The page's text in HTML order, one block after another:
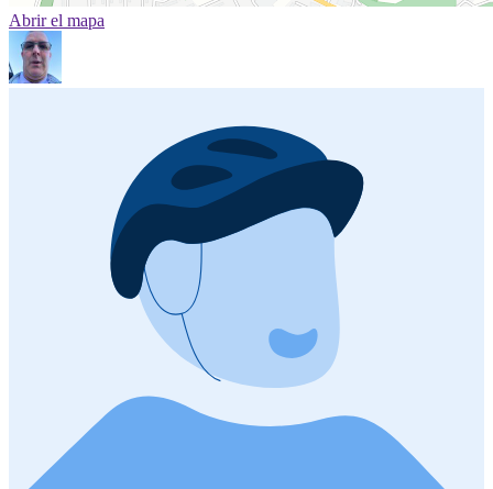
Abrir el mapa